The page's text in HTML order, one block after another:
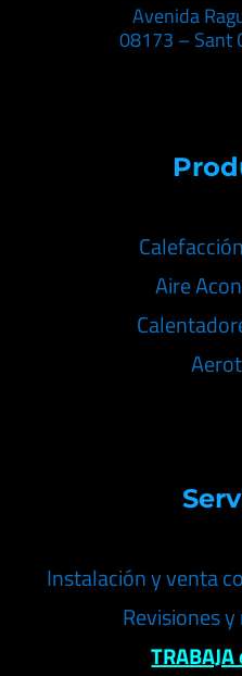
Avenida
08173 – Sant
Aire
Instalación y venta
Revisiones